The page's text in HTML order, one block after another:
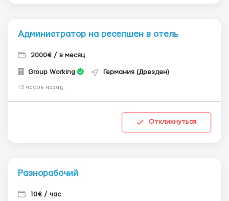
Администратор на ресепшен в отель
2000€ / в месяц
Group Working Германия (Дрезден)
13 часов назад
Откликнуться
Разнорабочий
10€ / час